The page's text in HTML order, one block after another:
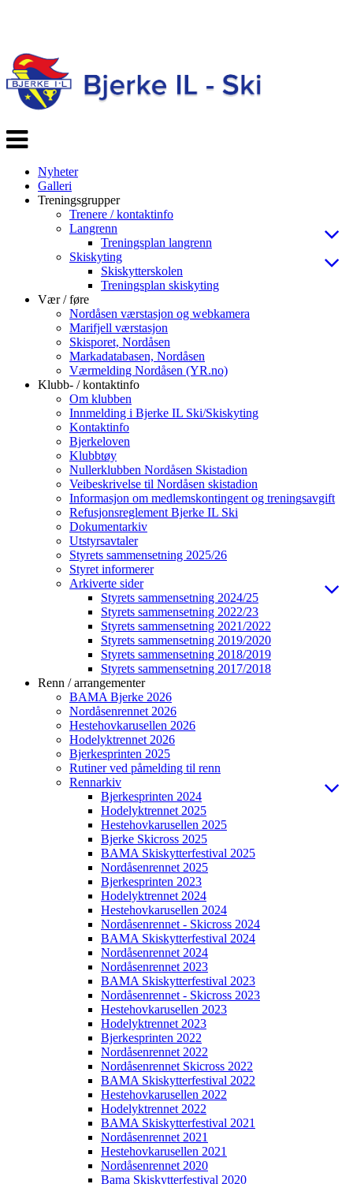
Veksle
navigasjon
Nyheter
Galleri
Treningsgrupper
Trenere / kontaktinfo
Langrenn
Treningsplan langrenn
Skiskyting
Skiskytterskolen
Treningsplan skiskyting
Vær / føre
Nordåsen værstasjon og webkamera
Marifjell værstasjon
Skisporet, Nordåsen
Markadatabasen, Nordåsen
Værmelding Nordåsen (YR.no)
Klubb- / kontaktinfo
Om klubben
Innmelding i Bjerke IL Ski/Skiskyting
Kontaktinfo
Bjerkeloven
Klubbtøy
Nullerklubben Nordåsen Skistadion
Veibeskrivelse til Nordåsen skistadion
Informasjon om medlemskontingent og treningsavgift
Refusjonsreglement Bjerke IL Ski
Dokumentarkiv
Utstyrsavtaler
Styrets sammensetning 2025/26
Styret informerer
Arkiverte sider
Styrets sammensetning 2024/25
Styrets sammensetning 2022/23
Styrets sammensetning 2021/2022
Styrets sammensetning 2019/2020
Styrets sammensetning 2018/2019
Styrets sammensetning 2017/2018
Renn / arrangementer
BAMA Bjerke 2026
Nordåsenrennet 2026
Hestehovkarusellen 2026
Hodelyktrennet 2026
Bjerkesprinten 2025
Rutiner ved påmelding til renn
Rennarkiv
Bjerkesprinten 2024
Hodelyktrennet 2025
Hestehovkarusellen 2025
Bjerke Skicross 2025
BAMA Skiskytterfestival 2025
Nordåsenrennet 2025
Bjerkesprinten 2023
Hodelyktrennet 2024
Hestehovkarusellen 2024
Nordåsenrennet - Skicross 2024
BAMA Skiskytterfestival 2024
Nordåsenrennet 2024
Nordåsenrennet 2023
BAMA Skiskytterfestival 2023
Nordåsenrennet - Skicross 2023
Hestehovkarusellen 2023
Hodelyktrennet 2023
Bjerkesprinten 2022
Nordåsenrennet 2022
Nordåsenrennet Skicross 2022
BAMA Skiskytterfestival 2022
Hestehovkarusellen 2022
Hodelyktrennet 2022
BAMA Skiskytterfestival 2021
Nordåsenrennet 2021
Hestehovkarusellen 2021
Nordåsenrennet 2020
Bama Skiskytterfestival 2020